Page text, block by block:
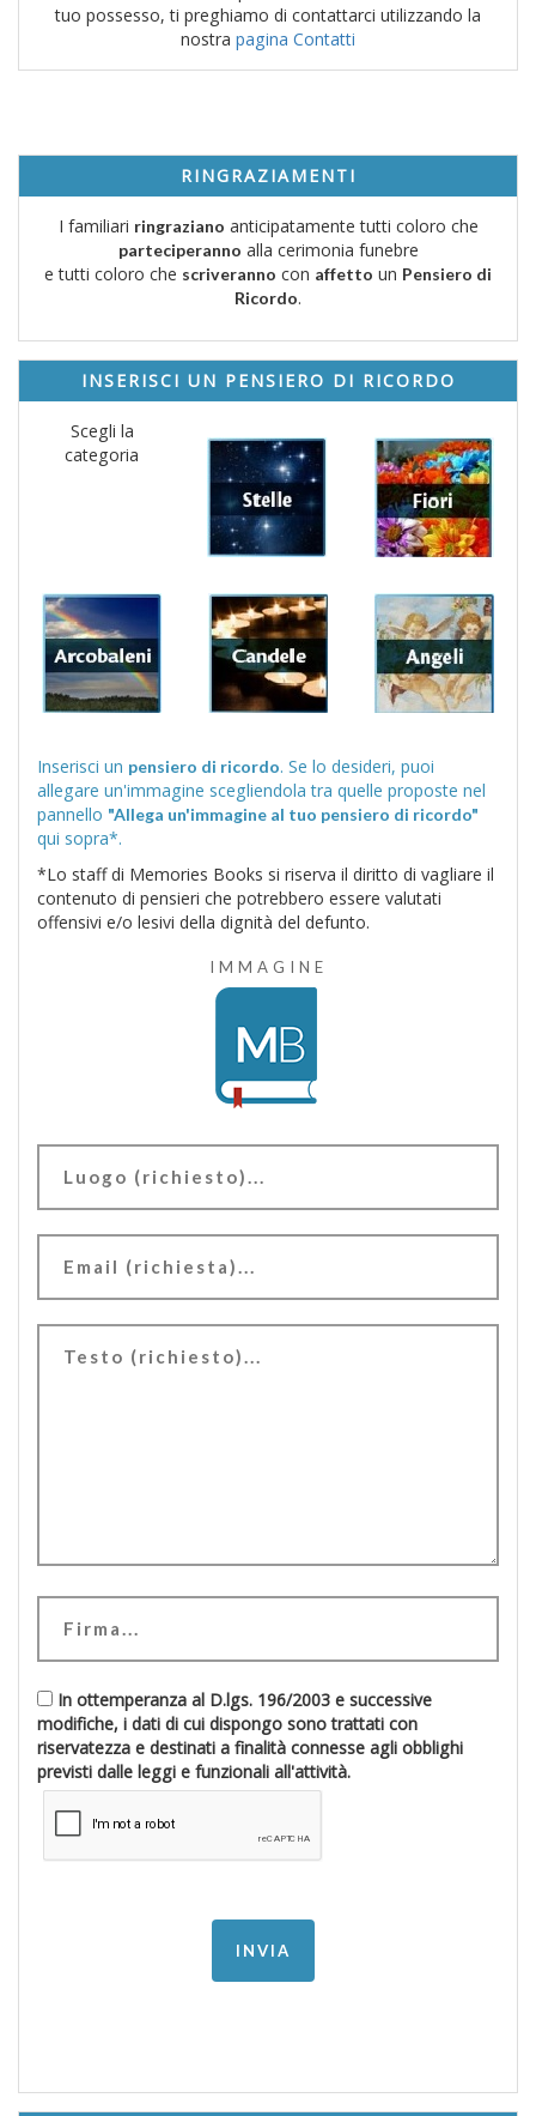
tuo possesso, ti preghiamo di contattarci utilizzando la
nostra pagina Contatti
RINGRAZIAMENTI
I familiari ringraziano anticipatamente tutti coloro che
parteciperanno alla cerimonia funebre
e tutti coloro che scriveranno con affetto un Pensiero di
Ricordo.
INSERISCI UN PENSIERO DI RICORDO
Scegli la
categoria
Inserisci un pensiero di ricordo. Se lo desideri, puoi
allegare un'immagine scegliendola tra quelle proposte nel
pannello "Allega un'immagine al tuo pensiero di ricordo"
qui sopra*.
*Lo staff di Memories Books si riserva il diritto di vagliare il
contenuto di pensieri che potrebbero essere valutati
offensivi e/o lesivi della dignità del defunto.
IMMAGINE
In ottemperanza al D.lgs. 196/2003 e successive
modifiche, i dati di cui dispongo sono trattati con
riservatezza e destinati a finalità connesse agli obblighi
previsti dalle leggi e funzionali all'attività.